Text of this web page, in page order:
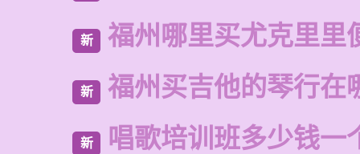
新 福州哪里买尤克里里
新 福州买吉他的琴行在
新 唱歌培训班多少钱一